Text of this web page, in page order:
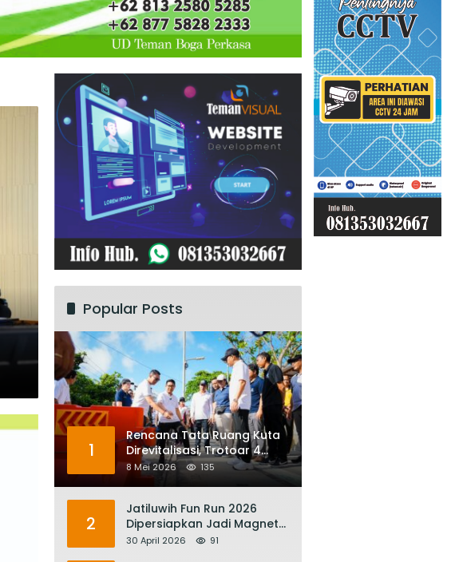
Popular Posts
1
Rencana Tata Ruang Kuta
Direvitalisasi, Trotoar 4
Meter dan Integrasi
Transportasi Listrik
8 Mei 2026 135
2
Jatiluwih Fun Run 2026
Dipersiapkan Jadi Magnet
Pariwisata Internasional,
30 April 2026 91